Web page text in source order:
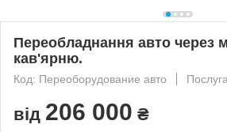
Переобладнання авто через
кав'ярню.
Код: Переоборудование авто Послуга
від 206 000 ₴